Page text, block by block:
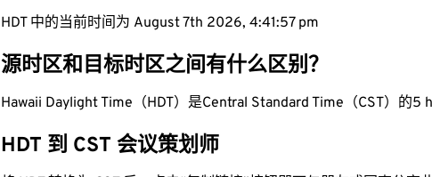
HDT 中的当前时间为 August 7th 2026, 4:41:58 pm
源时区和目标时区之间有什么区别？
Hawaii Daylight Time（HDT）是Central Standard Time（CST）的5
HDT 到 CST 会议策划师